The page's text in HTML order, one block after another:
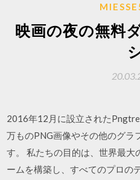
映画の夜の無料
2016年12月に設立された
万ものPNG画像やその他のグラ
す。 私たちの目的は、世界最大
ームを構築し、すべてのプロの